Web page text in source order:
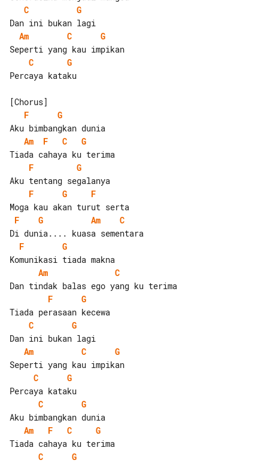
C
G
Am
C
G
C
G
Percaya kataku
F
G
Am
F C
G
F
G
F
G
F
F
G Am
C
F
G
Am
C
F
G
C
G
Am
C
G
C
G
C
G
Am
F C
G
C
G